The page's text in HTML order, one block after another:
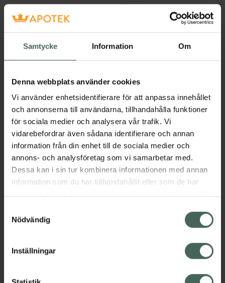
Samtycke Information Om
Denna webbplats använder cookies
Vi använder enhetsidentifierare för att anpassa innehållet
och annonserna till användarna, tillhandahålla funktioner
för sociala medier och analysera vår trafik. Vi
vidarebefordrar även sådana identifierare och annan
information från din enhet till de sociala medier och
annons- och analysföretag som vi samarbetar med.
Dessa kan i sin tur kombinera informationen med annan
information som du har tillhandahållit eller som de har
återkalla ditt samtycke via webbplatsens
cookieinställningar. Ett återkallat samtycke påverkar inte
lagligheten av behandling som skett innan återkallelsen.
Nödvändig
Inställningar
I apotek:433,19 kr
Köp via ditt recept
Beskrivning Dölj
Läs alltid bipacksedeln innan
användning.
EAN:
07046260576438